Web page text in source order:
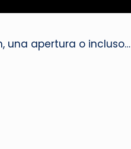
una apertura o incluso…